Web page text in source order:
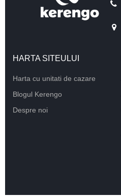
HARTA SITEULUI
Harta cu unitati de cazare
Blogul Kerengo
Despre noi